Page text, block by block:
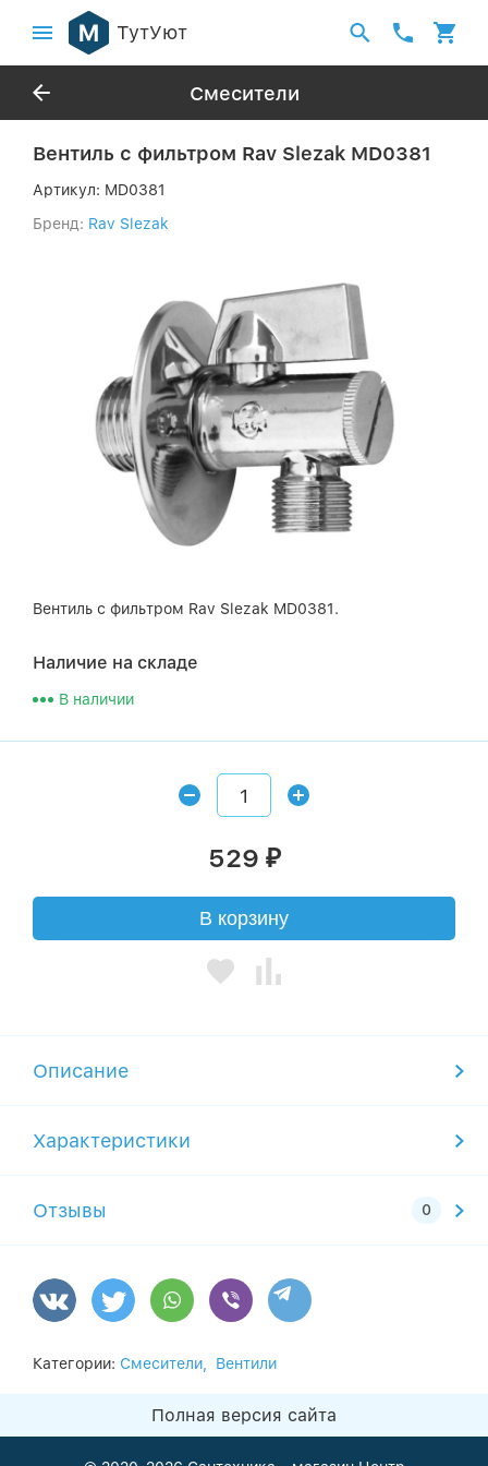
ТутУют
Смесители
Вентиль с фильтром Rav Slezak MD0381
Артикул: MD0381
Бренд: Rav Slezak
Вентиль с фильтром Rav Slezak MD0381.
Наличие на складе
В наличии
529 ₽
В корзину
Описание
Характеристики
Отзывы
Категории: Смесители, Вентили
Полная версия сайта